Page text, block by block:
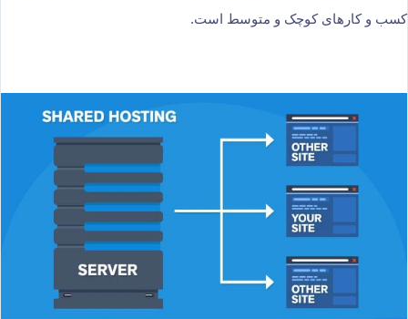
کسب و کارهای کوچک و متوسط است.